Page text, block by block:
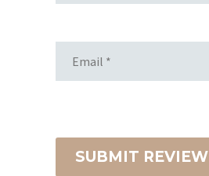
SUBMIT REVIEW